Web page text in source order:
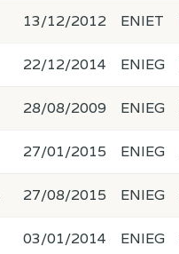
13/12/2012 ENIET
22/12/2014 ENIEG
28/08/2009 ENIEG
27/01/2015 ENIEG
27/08/2015 ENIEG
03/01/2014 ENIEG